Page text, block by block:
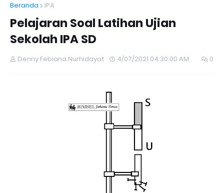
Beranda IPA
Pelajaran Soal Latihan Ujian
Sekolah IPA SD
Denny Febiana Nurhidayat 4/07/2021 04:30:00 AM 0